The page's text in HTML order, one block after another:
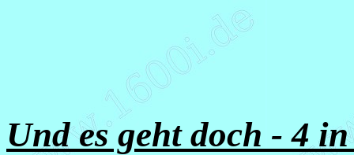
Und es geht doch - 4